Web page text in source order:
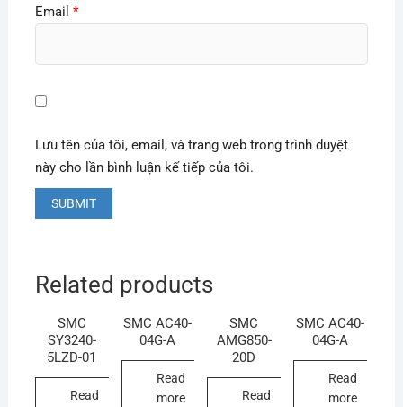
Email *
Lưu tên của tôi, email, và trang web trong trình duyệt
này cho lần bình luận kế tiếp của tôi.
Related products
SMC
SY3240-
5LZD-01
Read
SMC AC40-
04G-A
Read
more
SMC
AMG850-
20D
Read
SMC AC40-
04G-A
Read
more